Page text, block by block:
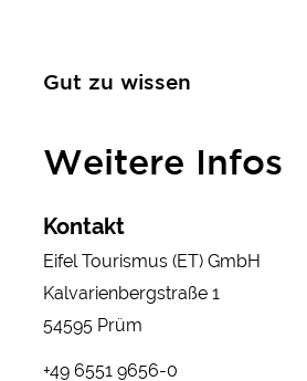
Gut zu wissen
Weitere Infos
Kontakt
Eifel Tourismus (ET) GmbH
Kalvarienbergstraße 1
54595 Prüm
+49 6551 9656-0